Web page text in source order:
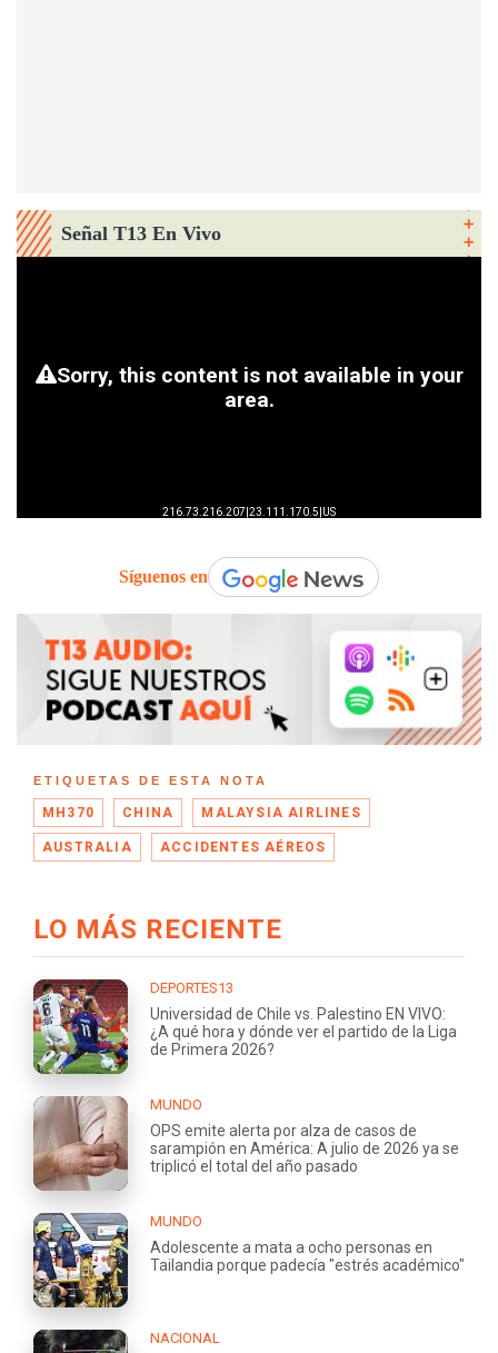
Señal T13 En Vivo
Síguenos en
ETIQUETAS DE ESTA NOTA
MH370 CHINA MALAYSIA AIRLINES
AUSTRALIA ACCIDENTES AÉREOS
LO MÁS RECIENTE
DEPORTES13
Universidad de Chile vs. Palestino EN VIVO:
¿A qué hora y dónde ver el partido de la Liga
de Primera 2026?
MUNDO
OPS emite alerta por alza de casos de
sarampión en América: A julio de 2026 ya se
triplicó el total del año pasado
MUNDO
Adolescente a mata a ocho personas en
Tailandia porque padecía "estrés académico"
NACIONAL